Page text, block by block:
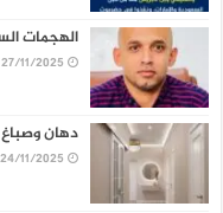
الهجمات
27/11/2025
دهان وصباغ الدمام 2026 – خبراء
24/11/2025